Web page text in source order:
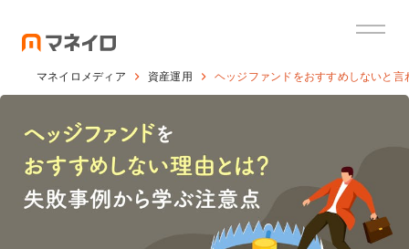
マネイロメディア 資産運用 ヘッジファンドをおすすめしないと